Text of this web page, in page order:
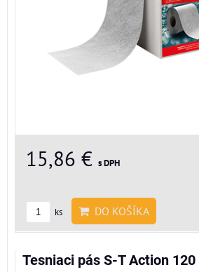
15,86 € s DPH
ks DO KOŠÍKA
Tesniaci pás S-T Action